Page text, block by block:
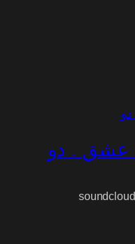
عشق . دو